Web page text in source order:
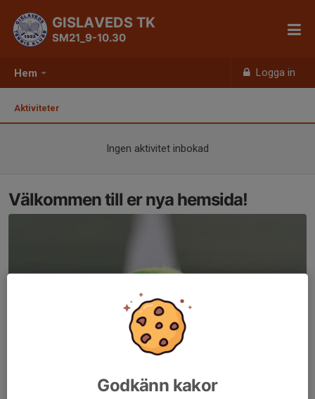
Hem Logga in
GISLAVEDS TK
SM21_9-10.30
Aktiviteter
Ingen aktivitet inbokad
Välkommen till er nya hemsida!
Godkänn kakor